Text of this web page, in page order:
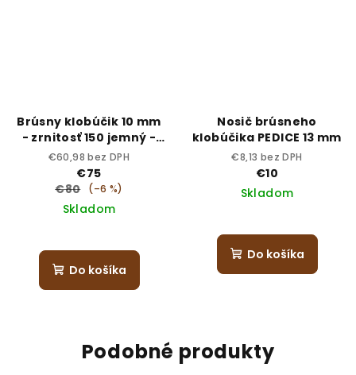
Brúsny klobúčik 10 mm
- zrnitosť 150 jemný -
sterilný
€60,98 bez DPH
€75
€80
(–6 %)
Skladom
Do košíka
Nosič brúsneho
klobúčika PEDICE 13 mm
€8,13 bez DPH
€10
Skladom
Do košíka
Podobné produkty